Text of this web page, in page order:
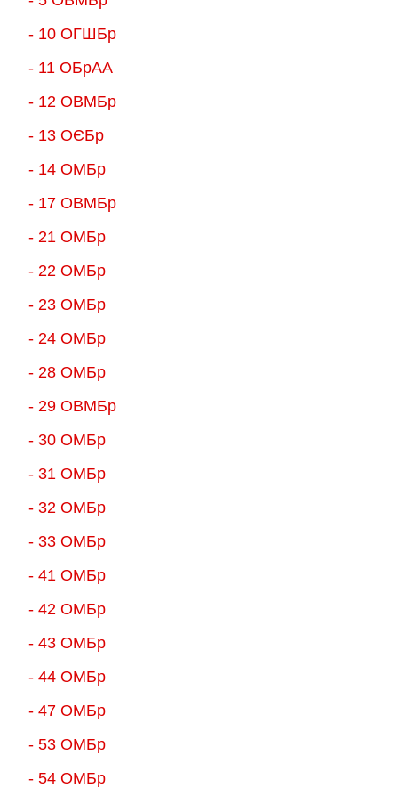
- 10 ОГШБр
- 11 ОБрАА
- 12 ОВМБр
- 13 ОЄБр
- 14 ОМБр
- 17 ОВМБр
- 21 ОМБр
- 22 ОМБр
- 23 ОМБр
- 24 ОМБр
- 28 ОМБр
- 29 ОВМБр
- 30 ОМБр
- 31 ОМБр
- 32 ОМБр
- 33 ОМБр
- 41 ОМБр
- 42 ОМБр
- 43 ОМБр
- 44 ОМБр
- 47 ОМБр
- 53 ОМБр
- 54 ОМБр